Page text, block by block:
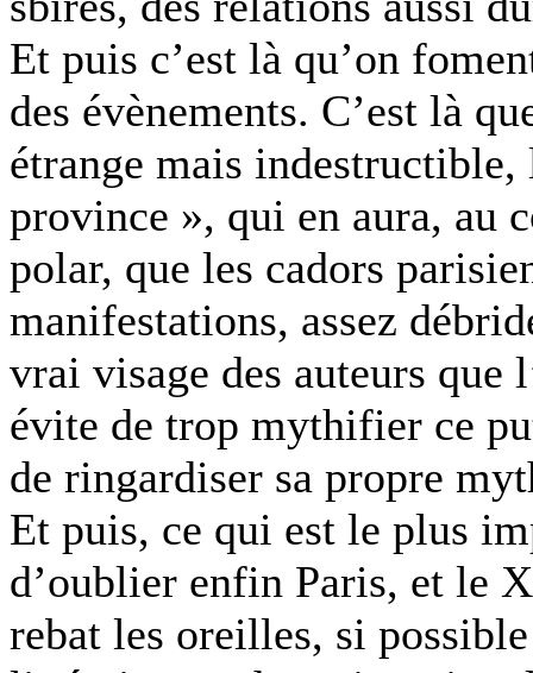
Et puis c’est là qu’on
des évènements. C’est là
étrange mais
province », qui en aura, au
polar, que les cadors
manifestations, assez
vrai visage des auteurs que
évite de trop mythifier ce
de ringardiser sa propre
Et puis, ce qui est le plus
d’oublier enfin Paris, et le
rebat les oreilles, si